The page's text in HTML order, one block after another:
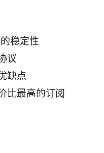
稳定性
议
缺点
比最高的订阅